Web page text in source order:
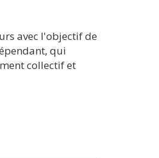
avec l'objectif de
qui
collectif et